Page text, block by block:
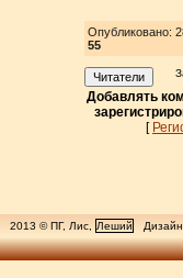
Опубликовано:
55
Читатели
Добавлять
[
2013 © ПГ, Лис, Леший